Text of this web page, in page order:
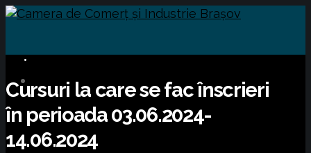
Cursuri la care se fac înscrieri
în perioada 03.06.2024-
14.06.2024